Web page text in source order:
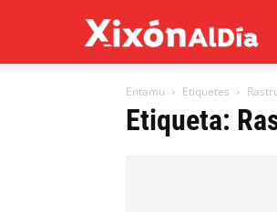
al
Entamu Etiquetes
Etiqueta: